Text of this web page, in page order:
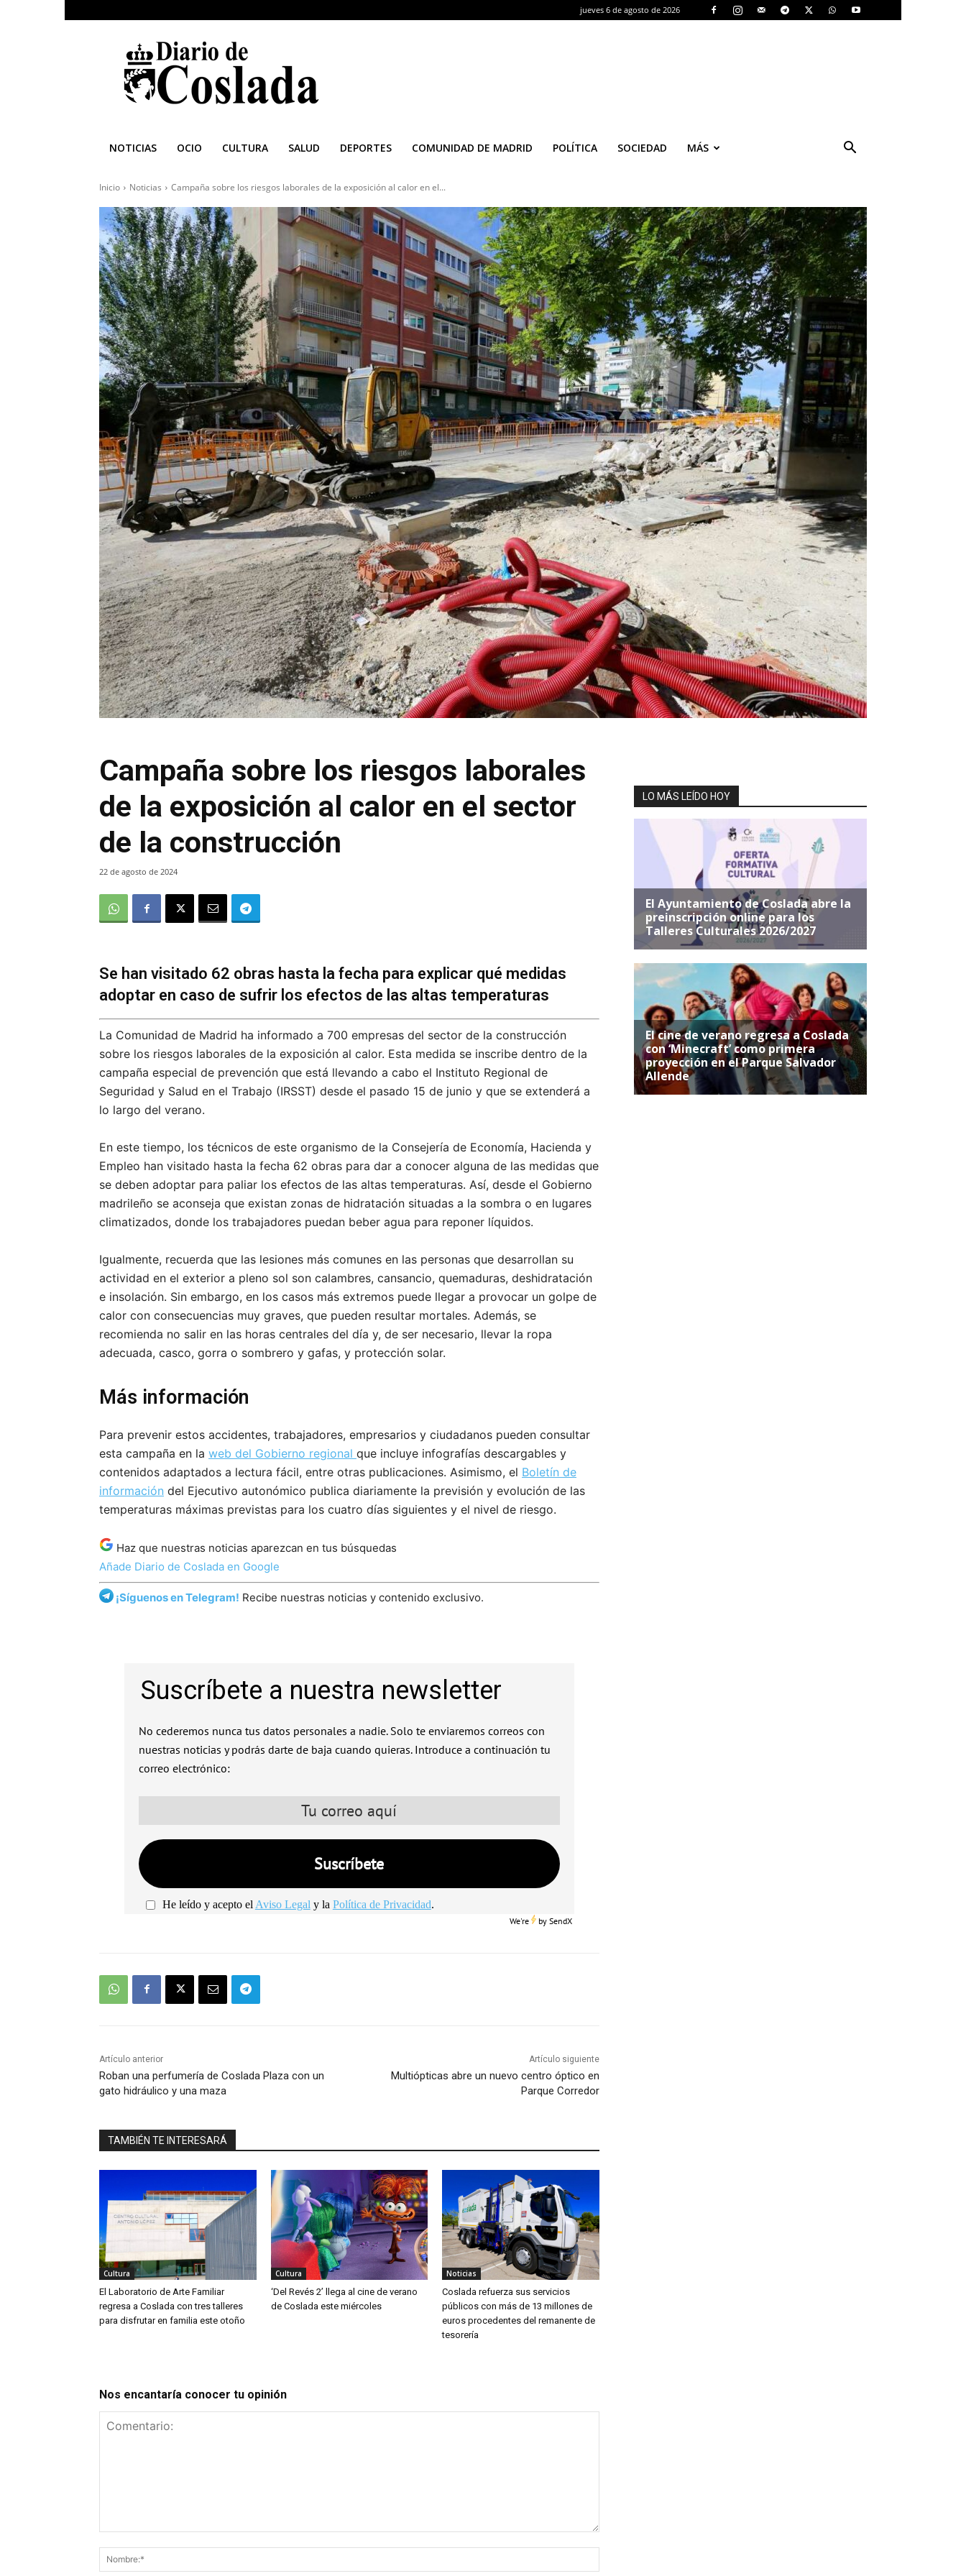
jueves 6 de agosto de 2026
Diario
de
Coslada
NOTICIAS OCIO CULTURA SALUD DEPORTES COMUNIDAD DE MADRID POLÍTICA SOCIEDAD MÁS
Inicio Noticias Campaña sobre los riesgos laborales de la exposición al calor en el...
Campaña sobre los riesgos laborales
de la exposición al calor en el sector
de la construcción
22 de agosto de 2024
Se han visitado 62 obras hasta la fecha para explicar qué medidas
adoptar en caso de sufrir los efectos de las altas temperaturas
La Comunidad de Madrid ha informado a 700 empresas del sector de la construcción
sobre los riesgos laborales de la exposición al calor. Esta medida se inscribe dentro de la
campaña especial de prevención que está llevando a cabo el Instituto Regional de
Seguridad y Salud en el Trabajo (IRSST) desde el pasado 15 de junio y que se extenderá a
lo largo del verano.
En este tiempo, los técnicos de este organismo de la Consejería de Economía, Hacienda y
Empleo han visitado hasta la fecha 62 obras para dar a conocer alguna de las medidas que
se deben adoptar para paliar los efectos de las altas temperaturas. Así, desde el Gobierno
madrileño se aconseja que existan zonas de hidratación situadas a la sombra o en lugares
climatizados, donde los trabajadores puedan beber agua para reponer líquidos.
Igualmente, recuerda que las lesiones más comunes en las personas que desarrollan su
actividad en el exterior a pleno sol son calambres, cansancio, quemaduras, deshidratación
e insolación. Sin embargo, en los casos más extremos puede llegar a provocar un golpe de
calor con consecuencias muy graves, que pueden resultar mortales. Además, se
recomienda no salir en las horas centrales del día y, de ser necesario, llevar la ropa
adecuada, casco, gorra o sombrero y gafas, y protección solar.
Más información
Para prevenir estos accidentes, trabajadores, empresarios y ciudadanos pueden consultar
esta campaña en la web del Gobierno regional que incluye infografías descargables y
contenidos adaptados a lectura fácil, entre otras publicaciones. Asimismo, el Boletín de
información del Ejecutivo autonómico publica diariamente la previsión y evolución de las
temperaturas máximas previstas para los cuatro días siguientes y el nivel de riesgo.
Haz que nuestras noticias aparezcan en tus búsquedas
Añade Diario de Coslada en Google
¡Síguenos en Telegram! Recibe nuestras noticias y contenido exclusivo.
Suscríbete a nuestra newsletter
No cederemos nunca tus datos personales a nadie. Solo te enviaremos correos con
nuestras noticias y podrás darte de baja cuando quieras. Introduce a continuación tu
correo electrónico:
He leído y acepto el Aviso Legal y la Política de Privacidad.
We're bySendX
Artículo anterior
Roban una perfumería de Coslada Plaza con un
gato hidráulico y una maza
Artículo siguiente
Multiópticas abre un nuevo centro óptico en
Parque Corredor
TAMBIÉN TE INTERESARÁ
Cultura
El Laboratorio de Arte Familiar
regresa a Coslada con tres talleres
para disfrutar en familia este otoño
Cultura
‘Del Revés 2’ llega al cine de verano
de Coslada este miércoles
Noticias
Coslada refuerza sus servicios
públicos con más de 13 millones de
euros procedentes del remanente de
tesorería
Nos encantaría conocer tu opinión
LO MÁS LEÍDO HOY